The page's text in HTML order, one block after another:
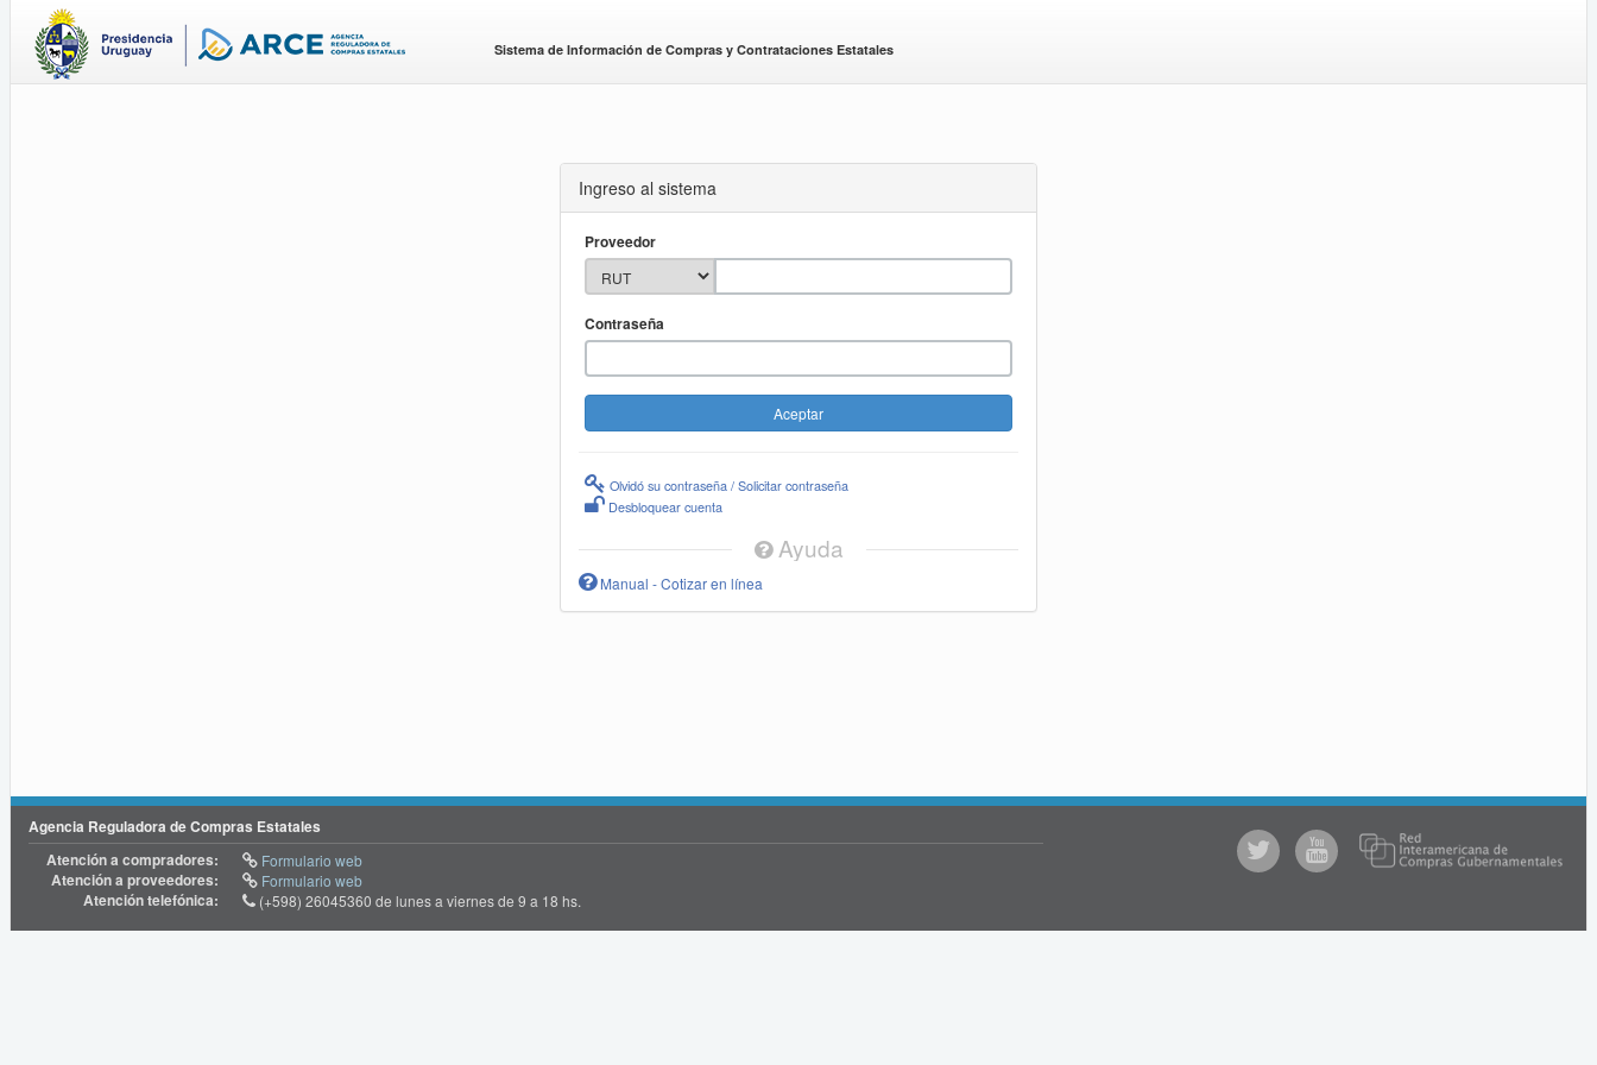
Sistema de Información de Compras y Contrataciones Estatales
Ingreso al sistema
Proveedor
Contraseña
Olvidó su contraseña / Solicitar contraseña
Desbloquear cuenta
Ayuda
Manual - Cotizar en línea
Agencia Reguladora de Compras Estatales
Atención a compradores:
Formulario web
Atención a proveedores: Formulario web
Atención telefónica: (+598) 26045360 de lunes a viernes de 9 a 18 hs.
@comprasgubuy
ACCE
Youtube